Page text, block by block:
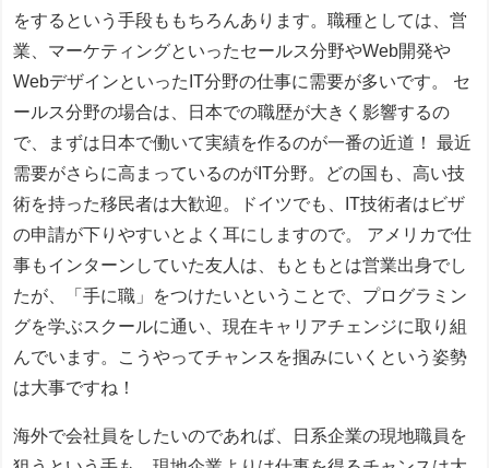
をするという手段ももちろんあります。職種としては、営
業、マーケティングといったセールス分野やWeb開発や
WebデザインといったIT分野の仕事に需要が多いです。 セ
ールス分野の場合は、日本での職歴が大きく影響するの
で、まずは日本で働いて実績を作るのが一番の近道！ 最近
需要がさらに高まっているのがIT分野。どの国も、高い技
術を持った移民者は大歓迎。ドイツでも、IT技術者はビザ
の申請が下りやすいとよく耳にしますので。 アメリカで仕
事もインターンしていた友人は、もともとは営業出身でし
たが、「手に職」をつけたいということで、プログラミン
グを学ぶスクールに通い、現在キャリアチェンジに取り組
んでいます。こうやってチャンスを掴みにいくという姿勢
は大事ですね！
海外で会社員をしたいのであれば、日系企業の現地職員を